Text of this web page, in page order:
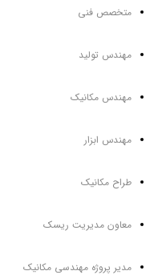
متخصص فنی
مهندس تولید
مهندس مکانیک
مهندس ابزار
طراح مکانیک
معاون مدیریت ریسک
مدیر پروژه مهندسی مکانیک